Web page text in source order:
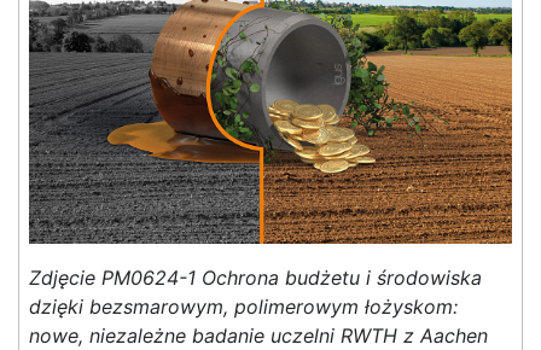
Zdjęcie PM0624-1 Ochrona budżetu i środowiska
dzięki bezsmarowym, polimerowym łożyskom:
nowe, niezależne badanie uczelni RWTH z Aachen